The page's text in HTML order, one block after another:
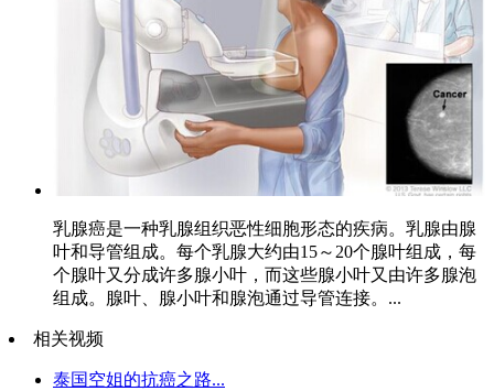
乳腺癌是一种乳腺组织恶性细胞形态的疾病。乳腺由腺
叶和导管组成。每个乳腺大约由15～20个腺叶组成，每
个腺叶又分成许多腺小叶，而这些腺小叶又由许多腺泡
组成。腺叶、腺小叶和腺泡通过导管连接。...
相关视频
泰国空姐的抗癌之路...